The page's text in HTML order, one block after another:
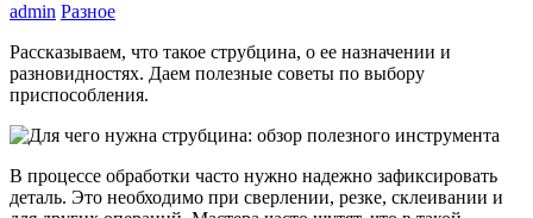
admin Разное
Рассказываем, что такое струбцина, о ее назначении и
разновидностях. Даем полезные советы по выбору
приспособления.
В процессе обработки часто нужно надежно зафиксировать
деталь. Это необходимо при сверлении, резке, склеивании и